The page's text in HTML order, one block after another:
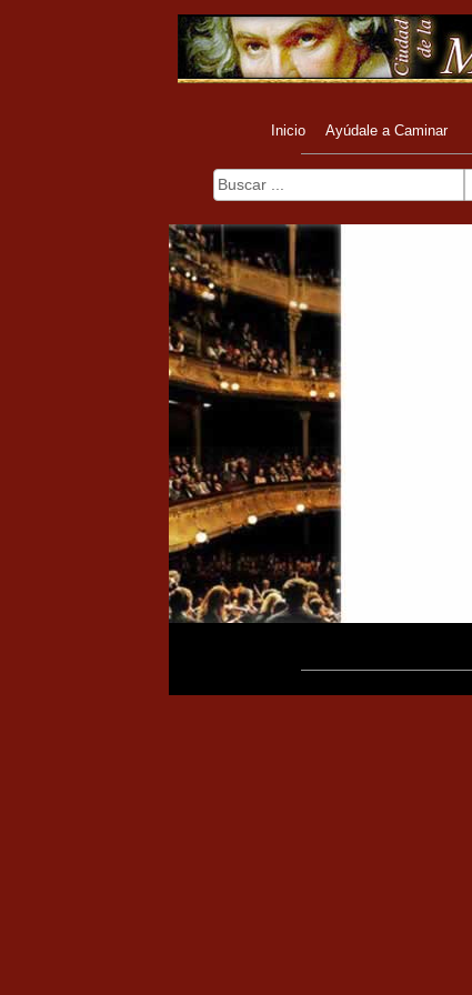
Inicio Ayúdale a Caminar